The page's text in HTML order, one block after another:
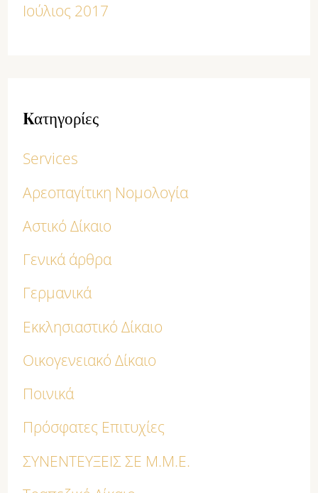
Ιούλιος 2017
Kατηγορίες
Services
Αρεοπαγίτικη Νομολογία
Αστικό Δίκαιο
Γενικά άρθρα
Γερμανικά
Εκκλησιαστικό Δίκαιο
Οικογενειακό Δίκαιο
Ποινικά
Πρόσφατες Επιτυχίες
ΣΥΝΕΝΤΕΥΞΕΙΣ ΣΕ Μ.Μ.Ε.